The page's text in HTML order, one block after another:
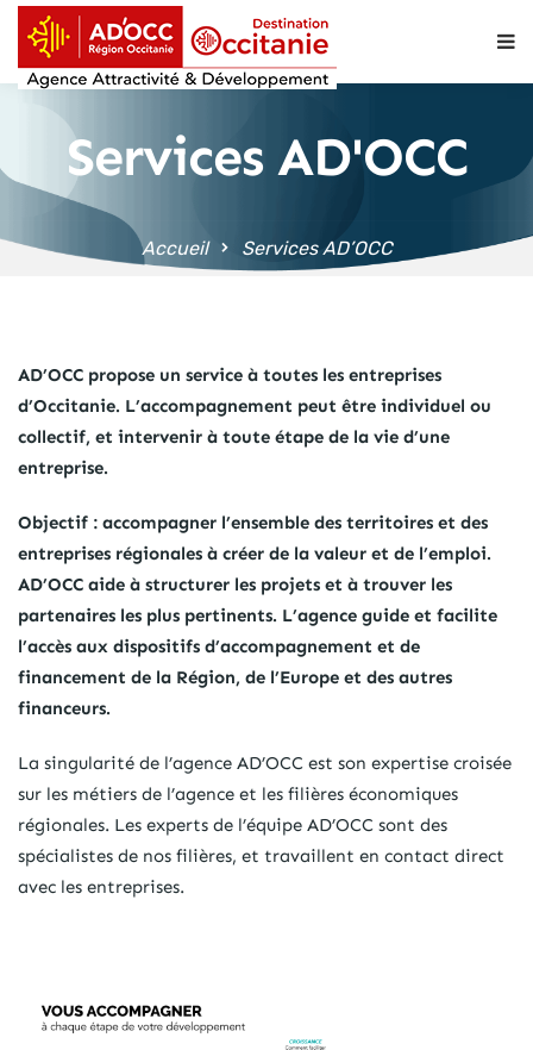
principal
Services AD'OCC
Accueil Services AD’OCC
AD’OCC propose un service à toutes les entreprises
d’Occitanie. L’accompagnement peut être individuel ou
collectif, et intervenir à toute étape de la vie d’une
entreprise.
Objectif : accompagner l’ensemble des territoires et des
entreprises régionales à créer de la valeur et de l’emploi.
AD’OCC aide à structurer les projets et à trouver les
partenaires les plus pertinents. L’agence guide et facilite
l’accès aux dispositifs d’accompagnement et de
financement de la Région, de l’Europe et des autres
financeurs.
La singularité de l’agence AD’OCC est son expertise croisée
sur les métiers de l’agence et les filières économiques
régionales. Les experts de l’équipe AD’OCC sont des
spécialistes de nos filières, et travaillent en contact direct
avec les entreprises.